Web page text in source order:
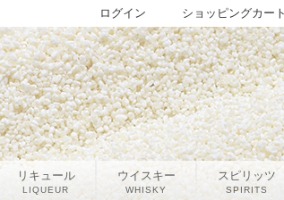
リキュール
LIQUEUR
ウイスキー
WHISKY
スピリッツ
SPIRITS
ショッピングカート
ログイン